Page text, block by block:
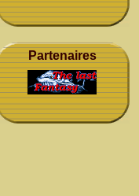
Partenaires